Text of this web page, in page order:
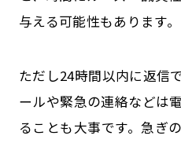
与える可能性もあります。
ただし24時間以内に返信
ールや緊急の連絡などは
ることも大事です。急ぎ